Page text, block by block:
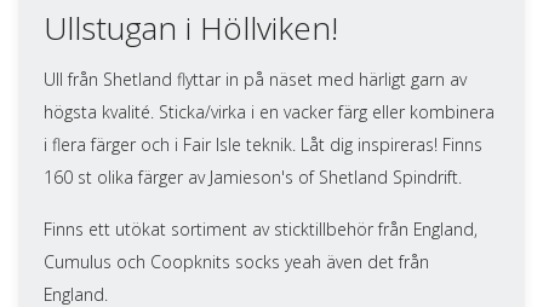
Ullstugan i Höllviken!
Ull från Shetland flyttar in på näset med härligt garn av
högsta kvalité. Sticka/virka i en vacker färg eller kombinera
i flera färger och i Fair Isle teknik. Låt dig inspireras! Finns
160 st olika färger av Jamieson's of Shetland Spindrift.
Finns ett utökat sortiment av sticktillbehör från England,
Cumulus och Coopknits socks yeah även det från
England.